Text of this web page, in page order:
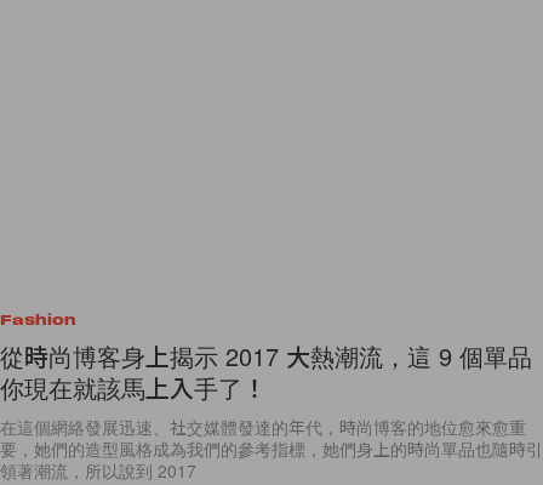
Fashion
從時尚博客身上揭示 2017 大熱潮流，這 9 個單品
你現在就該馬上入手了！
在這個網絡發展迅速、社交媒體發達的年代，時尚博客的地位愈來愈重
要，她們的造型風格成為我們的參考指標，她們身上的時尚單品也隨時引
領著潮流，所以說到 2017